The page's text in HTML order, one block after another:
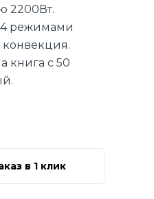
2200Вт.
4 режимами
книга с 50
в 1 клик